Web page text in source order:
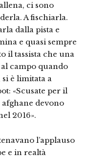
ci sono
A fischiarla.
dalla pista e
e quasi sempre
il tassista che una
campo quando
è limitata a
«Scusate per il
devono
2016».
l’applauso
e in realtà